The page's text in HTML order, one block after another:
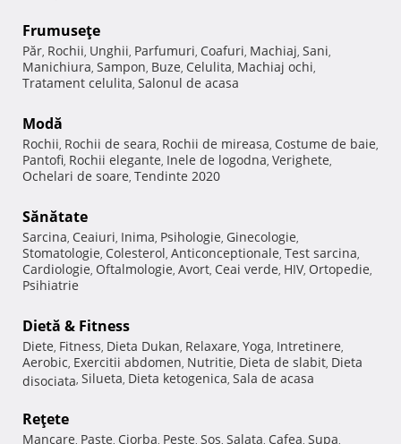
Frumuseţe
Păr, Rochii, Unghii, Parfumuri, Coafuri, Machiaj, Sani,
Manichiura, Sampon, Buze, Celulita, Machiaj ochi,
Tratament celulita, Salonul de acasa
Modă
Rochii, Rochii de seara, Rochii de mireasa, Costume de baie,
Pantofi, Rochii elegante, Inele de logodna, Verighete,
Ochelari de soare, Tendinte 2020
Sănătate
Sarcina, Ceaiuri, Inima, Psihologie, Ginecologie,
Stomatologie, Colesterol, Anticonceptionale, Test sarcina,
Cardiologie, Oftalmologie, Avort, Ceai verde, HIV, Ortopedie,
Psihiatrie
Dietă & Fitness
Diete, Fitness, Dieta Dukan, Relaxare, Yoga, Intretinere,
Aerobic, Exercitii abdomen, Nutritie, Dieta de slabit, Dieta
disociata, Silueta, Dieta ketogenica, Sala de acasa
Reţete
Mancare, Paste, Ciorba, Peste, Sos, Salata, Cafea, Supa,